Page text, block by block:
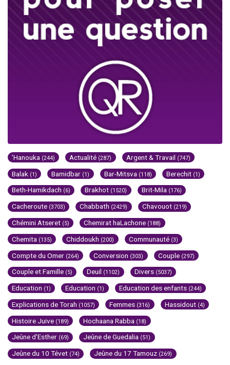
'Hanouka (244) Actualité (287) Argent & Travail (747)
Balak (1) Bamidbar (1) Bar-Mitsva (118) Berechit (1)
Beth-Hamikdach (6) Brakhot (1520) Brit-Mila (176)
Cacheroute (3703) Chabbath (2429) Chavouot (219)
Chémini Atseret (5) Chemirat haLachone (188)
Chemita (135) Chiddoukh (200) Communauté (3)
Compte du Omer (264) Conversion (303) Couple (297)
Couple et Famille (5) Deuil (1102) Divers (5037)
Education (1) Education (1) Education des enfants (244)
Explications de Torah (1057) Femmes (316) Hassidout (4)
Histoire Juive (189) Hochaana Rabba (18)
Jeûne d'Esther (69) Jeûne de Guedalia (51)
Jeûne du 10 Tévet (74) Jeûne du 17 Tamouz (269)